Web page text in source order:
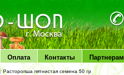
Оплата Контакты Партнерам
|Расторопша пятнистая семена 50 гр